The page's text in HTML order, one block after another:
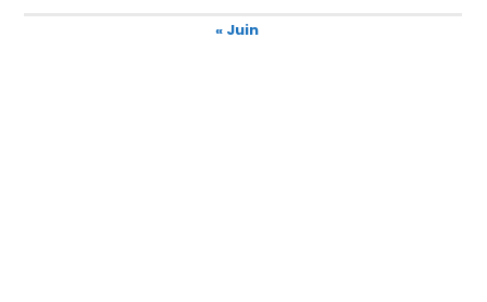
« Juin